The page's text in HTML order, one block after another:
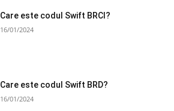
Care este codul Swift BRCI?
16/01/2024
Care este codul Swift BRD?
16/01/2024